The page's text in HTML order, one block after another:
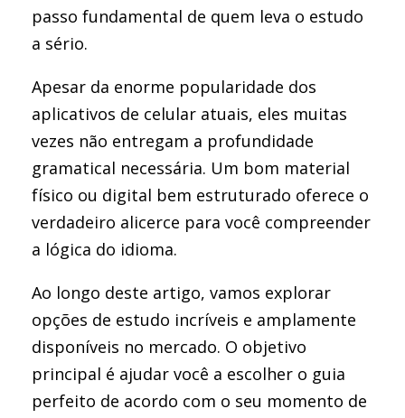
passo fundamental de quem leva o estudo
a sério.
Apesar da enorme popularidade dos
aplicativos de celular atuais, eles muitas
vezes não entregam a profundidade
gramatical necessária. Um bom material
físico ou digital bem estruturado oferece o
verdadeiro alicerce para você compreender
a lógica do idioma.
Ao longo deste artigo, vamos explorar
opções de estudo incríveis e amplamente
disponíveis no mercado. O objetivo
principal é ajudar você a escolher o guia
perfeito de acordo com o seu momento de